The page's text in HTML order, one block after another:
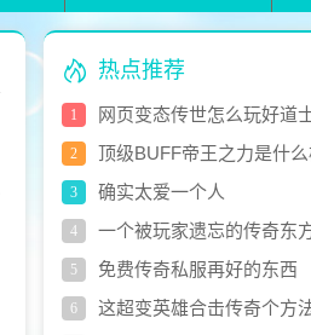
热点推荐
1 网页变态传世怎么玩好道
2 顶级BUFF帝王之力是什么
3 确实太爱一个人
4 一个被玩家遗忘的传奇东
5 免费传奇私服再好的东西
6
这超变英雄合击传奇个方